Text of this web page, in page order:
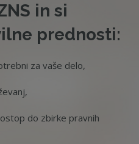
in si
prednosti:
za vaše delo,
do zbirke pravnih